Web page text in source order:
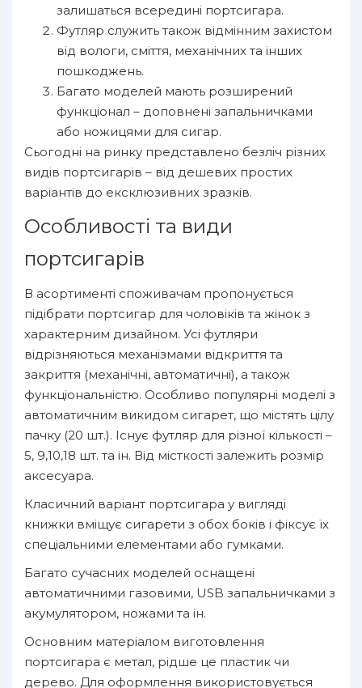
залишаться всередині портсигара.
Футляр служить також відмінним захистом
від вологи, сміття, механічних та інших
пошкоджень.
Багато моделей мають розширений
функціонал – доповнені запальничками
або ножицями для сигар.
Сьогодні на ринку представлено безліч різних
видів портсигарів – від дешевих простих
варіантів до ексклюзивних зразків.
Особливості та види
портсигарів
В асортименті споживачам пропонується
підібрати портсигар для чоловіків та жінок з
характерним дизайном. Усі футляри
відрізняються механізмами відкриття та
закриття (механічні, автоматичні), а також
функціональністю. Особливо популярні моделі з
автоматичним викидом сигарет, що містять цілу
пачку (20 шт.). Існує футляр для різної кількості –
5, 9,10,18 шт. та ін. Від місткості залежить розмір
аксесуара.
Класичний варіант портсигара у вигляді
книжки вміщує сигарети з обох боків і фіксує їх
спеціальними елементами або гумками.
Багато сучасних моделей оснащені
автоматичними газовими, USB запальничками з
акумулятором, ножами та ін.
Основним матеріалом виготовлення
портсигара є метал, рідше це пластик чи
дерево. Для оформлення використовується